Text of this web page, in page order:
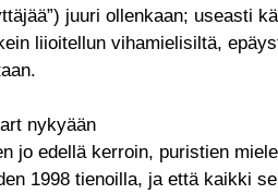
juuri ollenkaan; useasti
liioitellun vihamielisiltä,
nykyään
jo edellä kerroin, puristien
1998 tienoilla, ja että kaikki